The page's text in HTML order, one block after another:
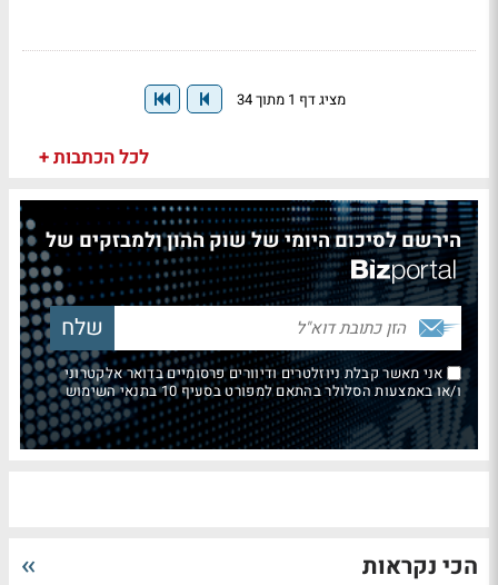
מציג דף 1 מתוך 34
לכל הכתבות +
הירשם לסיכום היומי של שוק ההון ולמבזקים של
אני מאשר קבלת ניוזלטרים ודיוורים פרסומיים בדואר אלקטרוני
ו/או באמצעות הסלולר בהתאם למפורט בסעיף 10 בתנאי השימוש
הכי נקראות